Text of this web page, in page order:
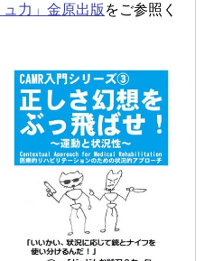
力」金原出版 をご参照く